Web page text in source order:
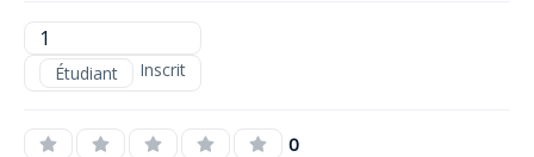
1
Étudiant Inscrit
0